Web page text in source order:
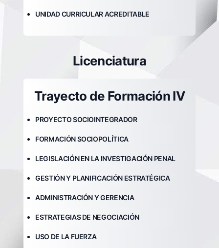
UNIDAD CURRICULAR ACREDITABLE
Licenciatura
Trayecto de Formación IV
PROYECTO SOCIOINTEGRADOR
FORMACIÓN SOCIOPOLÍTICA
LEGISLACIÓN EN LA INVESTIGACIÓN PENAL
GESTIÓN Y PLANIFICACIÓN ESTRATÉGICA
ADMINISTRACIÓN Y GERENCIA
ESTRATEGIAS DE NEGOCIACIÓN
USO DE LA FUERZA